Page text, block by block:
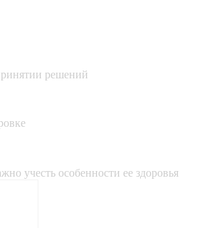
решений
учесть особенности ее здоровья